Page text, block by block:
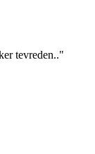
tevreden.."